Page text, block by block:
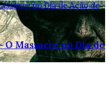
no Dia de Ação de
Massacre no Dia de